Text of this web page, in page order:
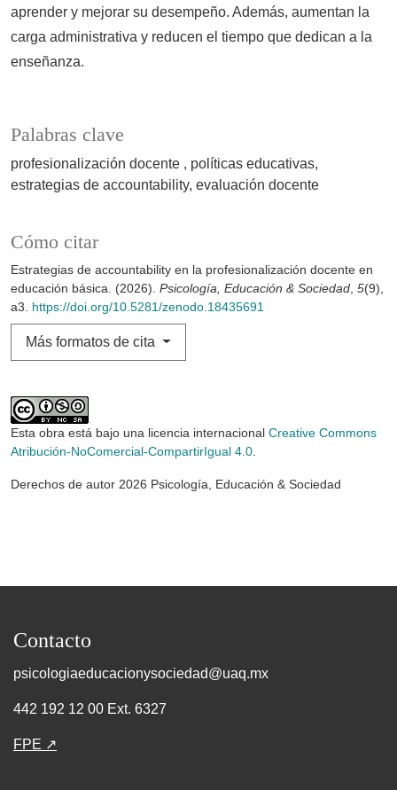
Palabras clave
profesionalización docente
políticas educativas
estrategias de accountability evaluación docente
Cómo citar
Estrategias de accountability en la profesionalización docente en
educación básica. (2026). Psicología, Educación & Sociedad, 5(9),
a3. https://doi.org/10.5281/zenodo.18435691
Más formatos de cita
aprender y mejorar su desempeño. Además, aumentan la
carga administrativa y reducen el tiempo que dedican a la
enseñanza.
Esta obra está bajo una licencia internacional Creative Commons
Atribución-NoComercial-CompartirIgual 4.0.
Derechos de autor 2026 Psicología, Educación & Sociedad
Contacto
psicologiaeducacionysociedad@uaq.mx
442 192 12 00 Ext. 6327
FPE ↗